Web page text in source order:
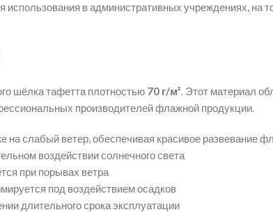
использования в административных учреждениях, на
шёлка тафетта плотностью 70 г/м². Этот материал
производителей флажной продукции.
на слабый ветер, обеспечивая красивое развевание
воздействии солнечного света
при порывах ветра
под воздействием осадков
длительного срока эксплуатации